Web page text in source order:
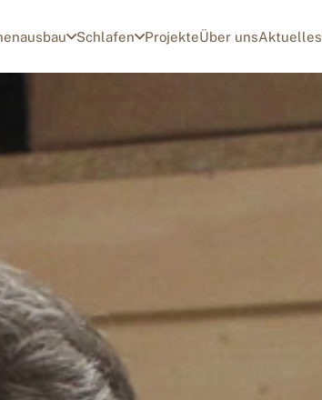
Schlafen ProjekteÜber unsAktuelles